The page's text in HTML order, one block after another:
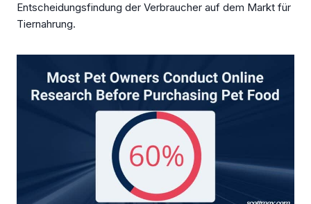
Entscheidungsfindung der Verbraucher auf dem Markt für
Tiernahrung.